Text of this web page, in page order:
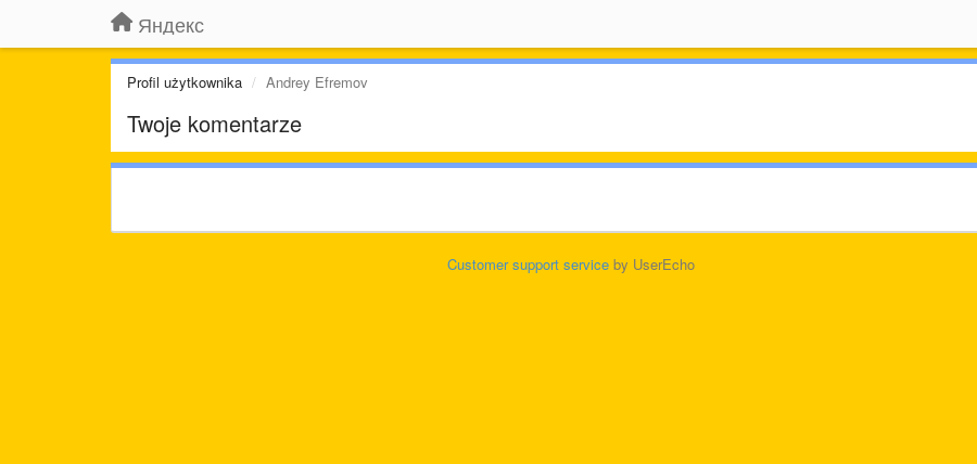
Яндекс
Profil użytkownika Andrey Efremov
Twoje komentarze
Customer support serviceby UserEcho